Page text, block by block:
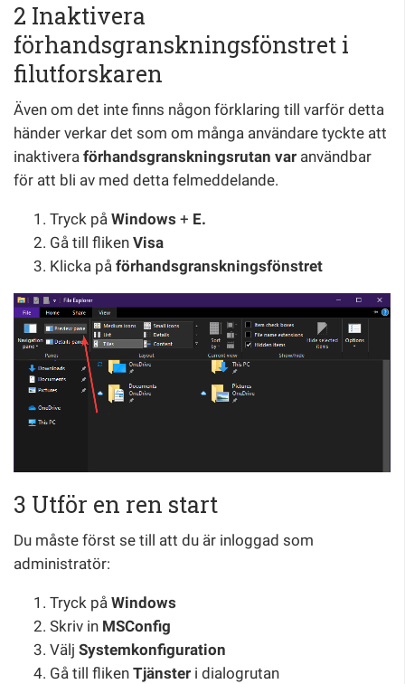
2 Inaktivera
förhandsgranskningsfönstret i
filutforskaren
Även om det inte finns någon förklaring till varför detta
händer verkar det som om många användare tyckte att
inaktivera förhandsgranskningsrutan var användbar
för att bli av med detta felmeddelande.
Tryck på Windows + E.
Gå till fliken Visa
Klicka på förhandsgranskningsfönstret
3 Utför en ren start
Du måste först se till att du är inloggad som
administratör:
Tryck på Windows
Skriv in MSConfig
Välj Systemkonfiguration
Gå till fliken Tjänster i dialogrutan